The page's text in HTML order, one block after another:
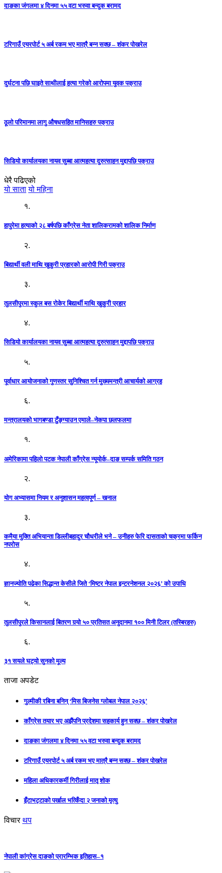
दाङका जंगलमा ४ दिनमा ५५ वटा भरुवा बन्दुक बरामद
टरिगाउँ एयरपोर्ट ५ अर्ब रकम भए मात्रै बन्न सक्छ – शंकर पोखरेल
दुर्घटना पछि घाइते साथीलाई हत्या गरेको आरोपमा युवक पक्राउ
ठूलो परिमानमा लागु औषधसहित मानिसहरु पक्राउ
सिडियो कार्यालयका नायव सुब्बा आत्महत्या दुरुत्साहन मुद्दापछि पक्राउ
धेरै पढिएको
यो साता यो महिना
१.
हापुरेमा हत्याको २८ बर्षपछि काँग्रेस नेता शालिकरामको शालिक निर्माण
२.
बिद्यार्थी वली माथि खुकुरी प्रहारको आरोपी गिरी पक्राउ
३.
तुलसीपुरमा स्कुल बस रोकेर बिद्यार्थी माथि खुकुरी प्रहार
४.
सिडियो कार्यालयका नायव सुब्बा आत्महत्या दुरुत्साहन मुद्दापछि पक्राउ
५.
पूर्वाधार आयोजनाको गुणस्तर सुनिश्चित गर्न मुख्यमन्त्री आचार्यको आग्रह
६.
मन्त्रालयको भागबण्डा टुँङ्ग्याउन एमाले–नेकपा छलफलमा
१.
अमेरिकामा पहिलो पटक नेपाली काँग्रेस न्यूयोर्क–दाङ सम्पर्क समिति गठन
२.
योग अभ्यासमा नियम र अनुशासन महत्वपूर्ण – खनाल
३.
कमैया मुक्ति अभियान्ता डिल्लीबहादुर चौधरीले भने – उनीहरु फेरि दासताको चक्रमा फर्किन
नपरोस
४.
ज्ञानज्योति पढेका सिद्धान्त केसीले जिते ‘मिष्टर नेपाल इन्टरनेशनल २०२६’ को उपाधि
५.
तुलसीपुरले किसानलाई बितरण गर्‍यो ५० प्रतिसत अनुदानमा १०० मिनी टिलर (तस्बिरहरु)
६.
३१ सयले घट्यो सुनको मूल्य
ताजा अपडेट
गुल्मीकी रबिना बनिन् ‘मिस बिजनेस ग्लोबल नेपाल २०२६’
काँग्रेस तयार भए अझैंपनि प्रदेशमा सहकार्य हुन सक्छ – शंकर पोखरेल
दाङका जंगलमा ४ दिनमा ५५ वटा भरुवा बन्दुक बरामद
टरिगाउँ एयरपोर्ट ५ अर्ब रकम भए मात्रै बन्न सक्छ – शंकर पोखरेल
महिला अधिकारकर्मी गिरीलाई मातृ शोक
इँटाभट्टाको पर्खाल भत्किँदा २ जनाको मृत्यु
विचार थप
नेपाली कांग्रेस दाङको प्रारम्भिक इतिहास–१